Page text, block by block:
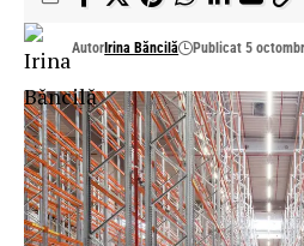
AutorIrina Băncilă Publicat 5